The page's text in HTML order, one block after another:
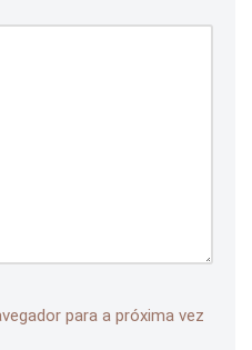
para a próxima vez